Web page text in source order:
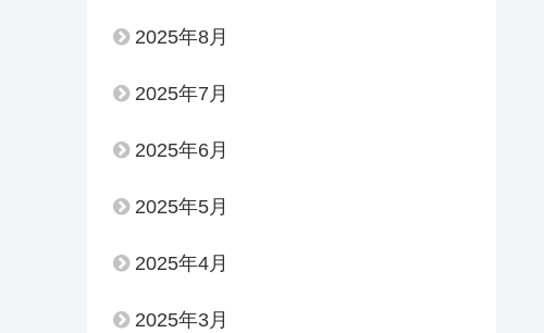
2025年8月
2025年7月
2025年6月
2025年5月
2025年4月
2025年3月